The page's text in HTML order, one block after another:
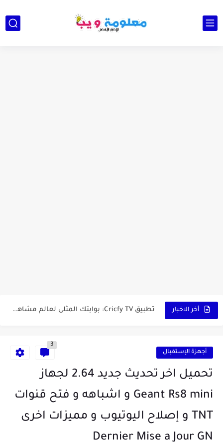
أخر الاخبار تطبيق Cricfy TV: بوابتك المثلى لعالم مشاهدة الرياضة البث المباشر...
أجهزة الإستقبال
3
تحميل اخر تحديث جديد 2.64 لجهاز
Geant Rs8 mini و اشباهه و فتح قنوات
TNT و إصلاح اليوتيوب و مميزات اخرى
Dernier Mise a Jour GN